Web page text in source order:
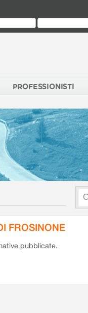
PROFESSIONISTI
FROSINONE
pubblicate.